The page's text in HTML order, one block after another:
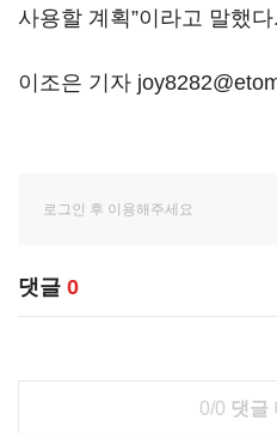
사용할 계획”이라고 말했다.
이조은 기자
댓글 0
0/0 댓글